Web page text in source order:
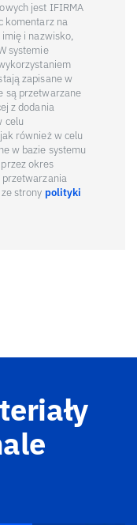
jest IFIRMA
komentarz na
i nazwisko,
systemie
zapisane w
są przetwarzane
z dodania
celu
również w celu
w bazie systemu
okres
przetwarzania
strony polityki